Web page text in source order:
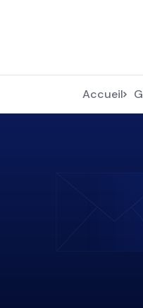
Accueil